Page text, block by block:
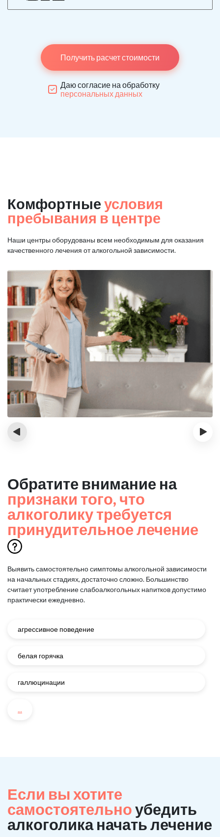
Получить расчет стоимости
Даю согласие на обработку
персональных данных
Комфортные условия
пребывания в центре
Наши центры оборудованы всем необходимым для оказания
качественного лечения от алкогольной зависимости.
‹ ›
Обратите внимание на
признаки того, что
алкоголику требуется
принудительное лечение
Выявить самостоятельно симптомы алкогольной зависимости
на начальных стадиях, достаточно сложно. Большинство
считает употребление слабоалкогольных напитков допустимо
практически ежедневно.
агрессивное поведение
белая горячка
галлюцинации
...
Если вы хотите
самостоятельноубедить
алкоголика начать лечение